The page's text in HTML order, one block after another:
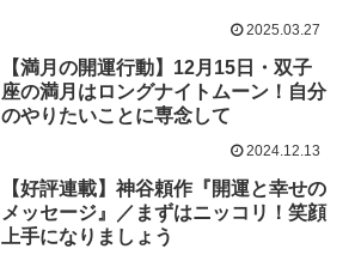
2025.03.27
【満月の開運行動】12月15日・双子
座の満月はロングナイトムーン！自分
のやりたいことに専念して
2024.12.13
【好評連載】神谷頼作『開運と幸せの
メッセージ』／まずはニッコリ！笑顔
上手になりましょう